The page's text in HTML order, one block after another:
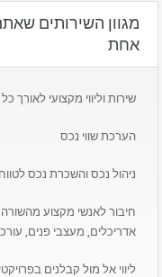
מגוון השירותים
אחת
שירות וליווי מקצועי לאורך
הערכת שווי נכס
ניהול נכס והשכרת נכס
חיבור לאנשי מקצוע
אדריכלים, מעצבי פנים,
ליווי אל מול קבלנים